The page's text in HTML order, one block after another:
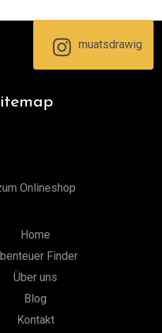
muatsdrawig
Onlineshop
Home
Finder
Über uns
Blog
Kontakt